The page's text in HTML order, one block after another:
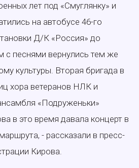
лет под «Смуглянку» и
на автобусе 46-го
Д/К «Россия» до
с песнями вернулись тем же
культуры. Вторая бригада в
хора ветеранов НЛК и
«Подруженьки»
в это время давала концерт в
- рассказали в пресс-
Кирова.